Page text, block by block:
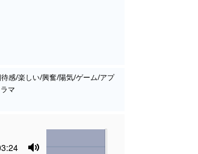
感/楽しい/興奮/陽気/ゲーム/アプ
マ
Volume